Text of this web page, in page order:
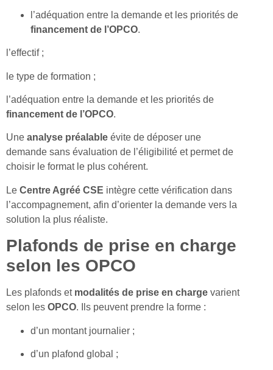
l’adéquation entre la demande et les priorités de
financement de l’OPCO.
l’effectif ;
le type de formation ;
l’adéquation entre la demande et les priorités de
financement de l’OPCO.
Une analyse préalable évite de déposer une
demande sans évaluation de l’éligibilité et permet de
choisir le format le plus cohérent.
Le Centre Agréé CSE intègre cette vérification dans
l’accompagnement, afin d’orienter la demande vers la
solution la plus réaliste.
Plafonds de prise en charge
selon les OPCO
Les plafonds et modalités de prise en charge varient
selon les OPCO. Ils peuvent prendre la forme :
d’un montant journalier ;
d’un plafond global ;